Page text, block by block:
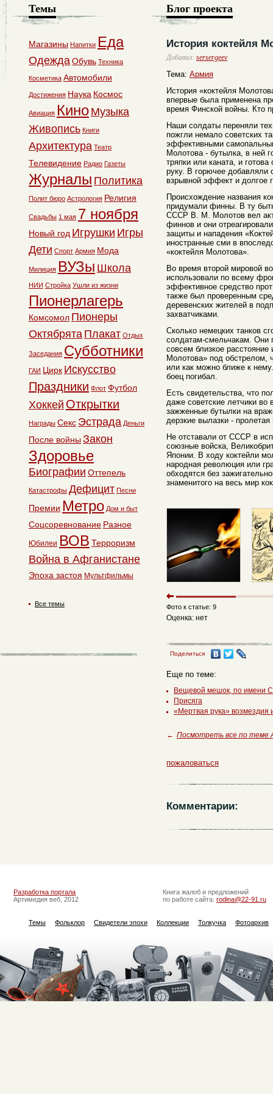
Блог проекта
История коктейля
Добавил: sersergeev
Тема: Армия
История «коктейля
впервые была применена
время Финской войны. Кто
Наши солдаты переняли
пожгли немало советских
эффективными
Молотова - бутылка, в ней
тряпки или каната, и
руку. В горючее
взрывной эффект и долгое
Происхождение названия
придумали финны. В ту
СССР В. М. Молотов вел
финнов и они
защиты и нападения
иностранные сми в
«коктейля Молотова».
Во время второй мировой
использовали по всему
эффективное средство
также был проверенным
деревенских жителей в
захватчиками.
Сколько немецких танков
солдатам-смельчакам. Они
совсем близкое расстояние
Молотова» под обстрелом,
или как можно ближе к
боец погибал.
Есть свидетельства, что
даже советские летчики
зажженные бутылки на
дерзкие вылазки -
Не отставали от СССР в
союзные войска,
Японии. В ходу коктейли
народная революция или
обходятся без
знаменитого на весь мир
Фото к статье: 9
Оценка: нет
Поделиться
Еще по теме:
Вещевой мешок, по имени
Присяга
«Мертвая рука»
← Посмотреть все по теме
пожаловаться
Комментарии:
Темы
Магазины Напитки Еда
ОдеждаОбувь Техника
Косметика Автомобили
Достижения Наука Космос
Авиация Кино Музыка
Живопись Книги
Архитектура Театр
Телевидение Радио Газеты
Журналы Политика
Полит бюро Астрология Религия
Свадьбы 1 мая 7 ноября
Новый год Игрушки Игры
Дети Спорт Армия Мода
Милиция ВУЗы Школа
НИИ Стройка Ушли из жизни
Пионерлагерь
Комсомол Пионеры
Октябрята Плакат Отдых
Заседания Субботники
ГАИ Цирк Искусство
Праздники Флот Футбол
Хоккей Открытки
Награды Секс Эстрада Деньги
После войны Закон
Здоровье
Биографии Оттепель
Катастрофы Дефицит Песни
Премии Метро Дом и быт
Соцсоревнование Разное
Юбилеи ВОВ Терроризм
Война в Афганистане
Эпоха застоя Мультфильмы
Все темы
Разработка портала
Артимедия веб, 2012
Книга жалоб и предложений
по работе сайта: rodina@22-91.ru
Темы Фольклор Свидетели эпохи Коллекции Толкучка Фотоархив